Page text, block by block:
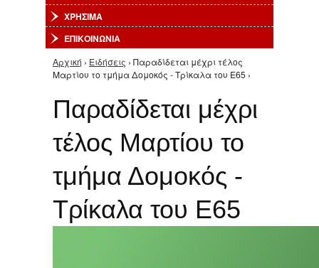
ΧΡΗΣΙΜΑ
ΕΠΙΚΟΙΝΩΝΙΑ
Είστε εδώ
Αρχική › Ειδήσεις › Παραδίδεται μέχρι τέλος
Μαρτίου το τμήμα Δομοκός - Τρίκαλα του Ε65 ›
Παραδίδεται μέχρι
τέλος Μαρτίου το
τμήμα Δομοκός -
Τρίκαλα του Ε65